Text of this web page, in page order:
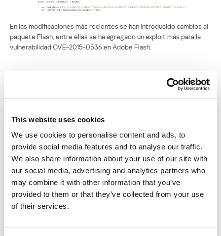
This website uses cookies
We use cookies to personalise content and ads, to
provide social media features and to analyse our traffic.
We also share information about your use of our site with
our social media, advertising and analytics partners who
may combine it with other information that you’ve
provided to them or that they’ve collected from your use
of their services.
En las modificaciones más recientes se han introducido cambios al
paquete Flash, entre ellas se ha agregado un exploit más para la
vulnerabilidad CVE-2015-0536 en Adobe Flash.
Recordamos que junto con el objeto Flash, en la página de
configuración.
Una función especial lee la imagen de la página de aterrizaje, la